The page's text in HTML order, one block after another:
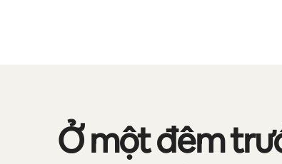
Ở một đêm
Đang hiển thị 0/0 mục